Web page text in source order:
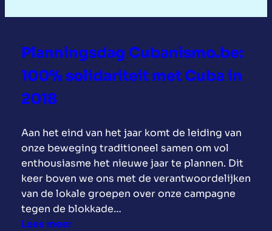
Planningsdag Cubanismo.be:
100% solidariteit met Cuba in
2018
Aan het eind van het jaar komt de leiding van
onze beweging traditioneel samen om vol
enthousiasme het nieuwe jaar te plannen. Dit
keer boven we ons met de verantwoordelijken
van de lokale groepen over onze campagne
tegen de blokkade…
Lees meer: